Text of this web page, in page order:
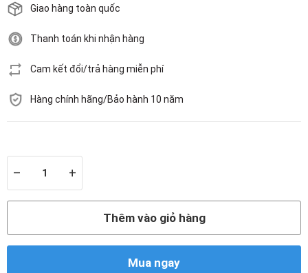
Giao hàng toàn quốc
Thanh toán khi nhận hàng
Cam kết đổi/trả hàng miễn phí
Hàng chính hãng/Bảo hành 10 năm
– +
Thêm vào giỏ hàng
Mua ngay